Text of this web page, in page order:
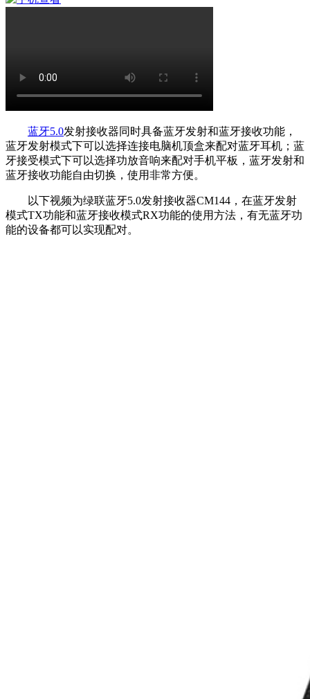
蓝牙5.0发射接收器同时具备蓝牙发射和蓝牙接收功能，
蓝牙发射模式下可以选择连接电脑机顶盒来配对蓝牙耳机；蓝
牙接受模式下可以选择功放音响来配对手机平板，蓝牙发射和
蓝牙接收功能自由切换，使用非常方便。
以下视频为绿联蓝牙5.0发射接收器CM144，在蓝牙发射
模式TX功能和蓝牙接收模式RX功能的使用方法，有无蓝牙功
能的设备都可以实现配对。